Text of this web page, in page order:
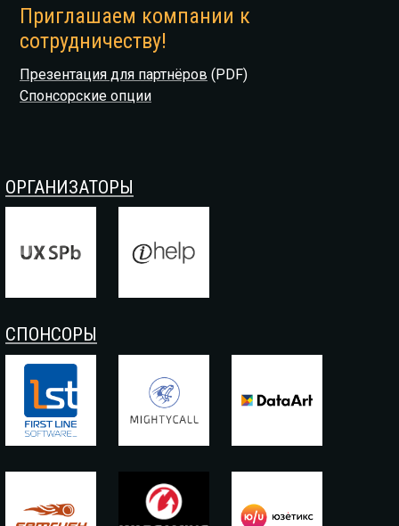
Приглашаем компании к
сотрудничеству!
Презентация для партнёров (PDF)
Спонсорские опции
ОРГАНИЗАТОРЫ
СПОНСОРЫ